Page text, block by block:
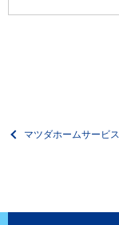
マツダホームサービス